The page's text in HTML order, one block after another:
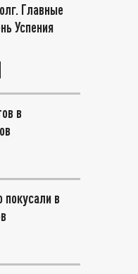
Главные
Успения
в
в